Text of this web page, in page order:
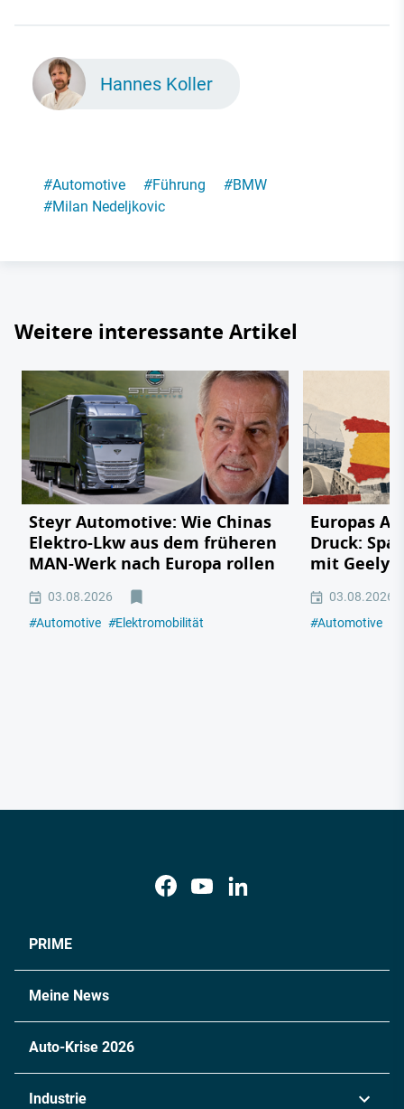
Hannes Koller
#Automotive #Führung #BMW
#Milan Nedeljkovic
Weitere interessante Artikel
Steyr Automotive: Wie Chinas
Elektro-Lkw aus dem früheren
MAN-Werk nach Europa rollen
03.08.2026
#Automotive #Elektromobilität
Europas
Druck:
mit Geely,
03.08.2026
#Automotive
PRIME
Meine News
Auto-Krise 2026
Industrie